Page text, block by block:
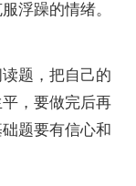
浮躁的情绪。
题，把自己的
，要做完后再
题要有信心和